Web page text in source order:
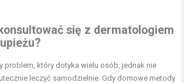
się z dermatologiem
problem, który dotyka wielu osób, jednak nie
leczyć samodzielnie. Gdy domowe metody